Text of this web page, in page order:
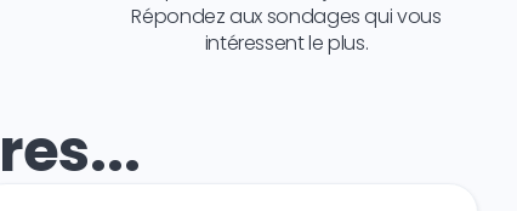
Répondez aux sondages qui vous
intéressent le plus.